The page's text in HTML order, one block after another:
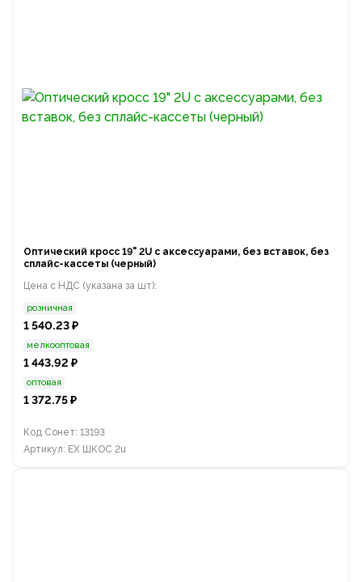
Оптический кросс 19" 2U с аксессуарами, без вставок, без
сплайс-кассеты (черный)
Цена с НДС (указана за шт):
розничная
1 540.23 ₽
мелкооптовая
1 443.92 ₽
оптовая
1 372.75 ₽
Код Сонет: 13193
Артикул: EX ШКОС 2u